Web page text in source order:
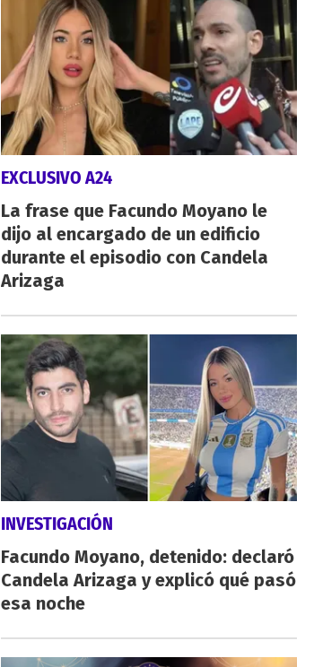
EXCLUSIVO A24
La frase que Facundo Moyano le
dijo al encargado de un edificio
durante el episodio con Candela
Arizaga
INVESTIGACIÓN
Facundo Moyano, detenido: declaró
Candela Arizaga y explicó qué pasó
esa noche